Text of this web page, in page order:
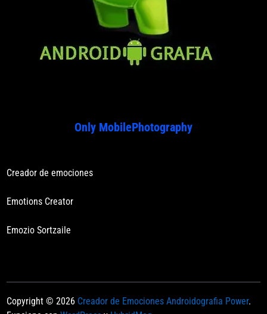
Only MobilePhotography
Creador de emociones
Emotions Creator
Emozio Sortzaile
Copyright © 2026 Creador de Emociones Androidografia Power.